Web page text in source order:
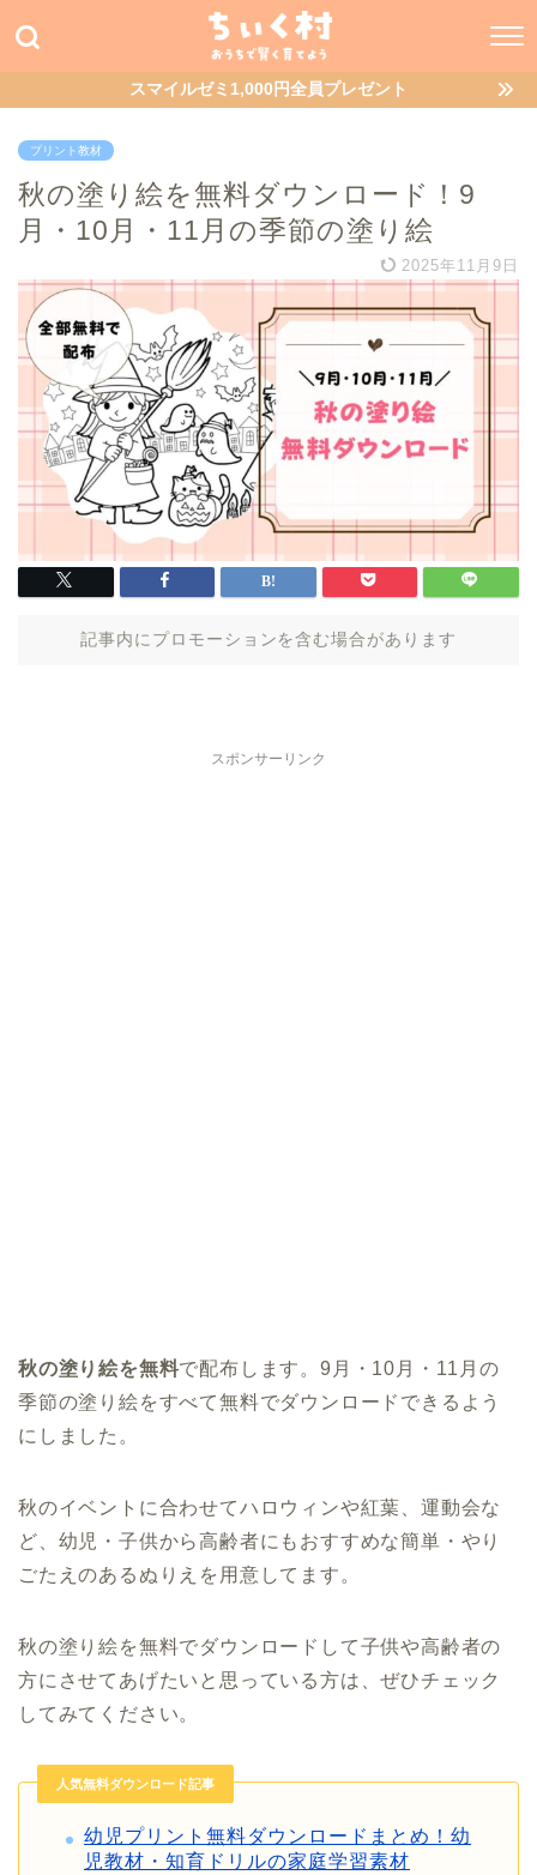
スマイルゼミ1,000円全員プレゼント
プリント教材
秋の塗り絵を無料ダウンロード！9
月・10月・11月の季節の塗り絵
2025年11月9日
記事内にプロモーションを含む場合があります
スポンサーリンク
秋の塗り絵を無料で配布します。9月・10月・11月の
季節の塗り絵をすべて無料でダウンロードできるよう
にしました。
秋のイベントに合わせてハロウィンや紅葉、運動会な
ど、幼児・子供から高齢者にもおすすめな簡単・やり
ごたえのあるぬりえを用意してます。
秋の塗り絵を無料でダウンロードして子供や高齢者の
方にさせてあげたいと思っている方は、ぜひチェック
してみてください。
人気無料ダウンロード記事
幼児プリント無料ダウンロードまとめ！幼
児教材・知育ドリルの家庭学習素材